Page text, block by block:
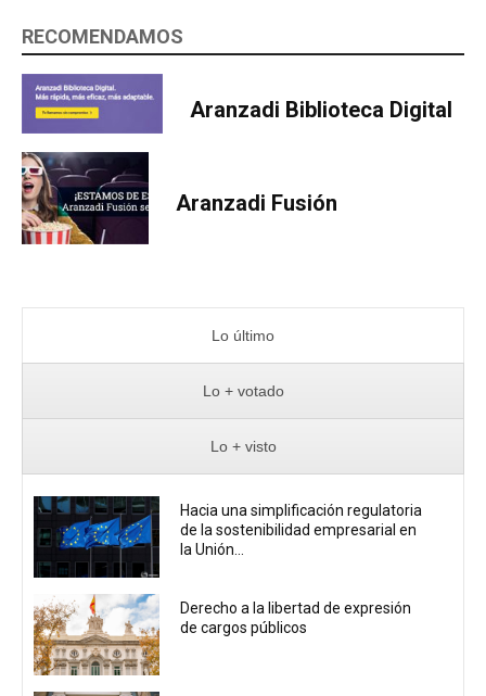
RECOMENDAMOS
Aranzadi Biblioteca Digital
Aranzadi Fusión
Lo último
Lo + votado
Lo + visto
Hacia una simplificación regulatoria
de la sostenibilidad empresarial en
la Unión...
Derecho a la libertad de expresión
de cargos públicos